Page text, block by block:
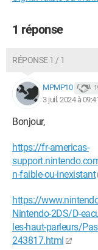
1 réponse
RÉPONSE 1 / 1
MPMP10
3 juil. 2024 à
Bonjour,
https://fr-americas-
n-faible-ou-inexistant
https://
Nintendo-2DS/D-
les-haut-parleurs/
243817.html